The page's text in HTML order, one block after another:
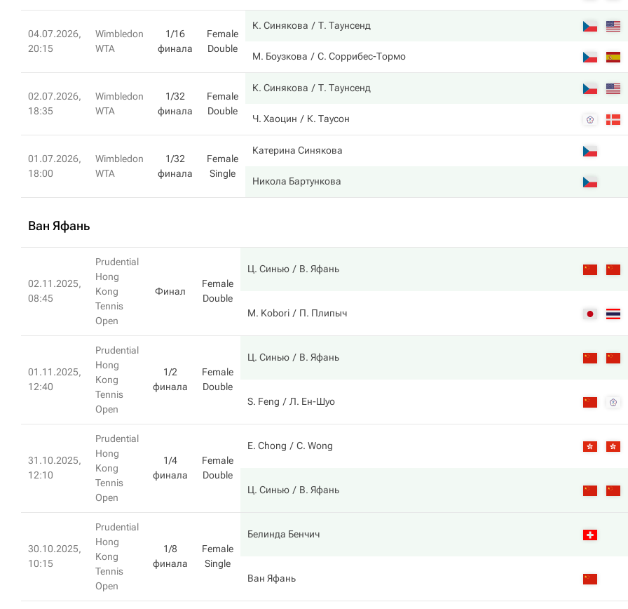
04.07.2026,
20:15
Wimbledon
WTA
1/16
финала
Female
Double
К. Синякова Т. Таунсенд
М. Боузкова С. Соррибес-Тормо
02.07.2026,
18:35
Wimbledon
WTA
1/32
финала
Female
Double
К. Синякова Т. Таунсенд
Ч. Хаоцин К. Таусон
01.07.2026,
18:00
Wimbledon
WTA
1/32
финала
Female
Single
Катерина Синякова
Никола Бартункова
Ван Яфань
02.11.2025,
08:45
Prudential
Hong
Kong
Tennis
Open
Финал
Female
Double
Ц. Синью В. Яфань
M. Kobori П. Плипыч
01.11.2025,
12:40
Prudential
Hong
Kong
Tennis
Open
1/2
финала
Female
Double
Ц. Синью В. Яфань
S. Feng Л. Ен-Шуо
31.10.2025,
12:10
Prudential
Hong
Kong
Tennis
Open
1/4
финала
Female
Double
E. Chong C. Wong
Ц. Синью В. Яфань
30.10.2025,
10:15
Prudential
Hong
Kong
Tennis
Open
1/8
финала
Female
Single
Белинда Бенчич
Ван Яфань